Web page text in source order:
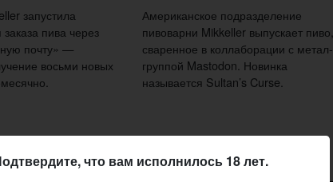
запустила
пива через
почту» —
восьми новых
Американское подразделение
пивоварни Mikkeller выпускает пиво,
сваренное в коллаборации с метал-
группой Mastodon. Новинка
называется Sultan’s Curse.
что вам исполнилось 18 лет.